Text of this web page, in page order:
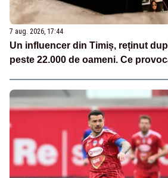
7 aug. 2026, 17:44
Un influencer din Timiș, reținut
peste 22.000 de oameni. Ce